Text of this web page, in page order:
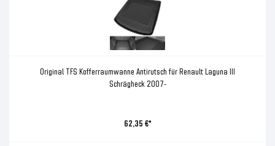
Original TFS Kofferraumwanne Antirutsch für Renault Laguna III
Schrägheck 2007-
62,35 €*